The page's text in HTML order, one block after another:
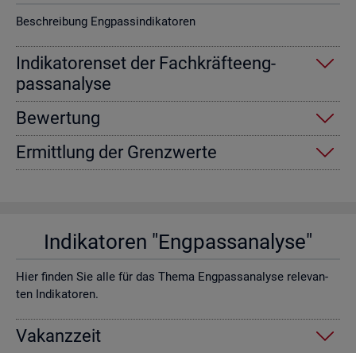
Be­schrei­bung Eng­pas­sin­di­ka­to­ren
In­di­ka­to­ren­set der Fach­kräf­te­eng­
pass­ana­ly­se
Be­wer­tung
Er­mitt­lung der Grenz­wer­te
In­di­ka­to­ren "Eng­pass­ana­ly­se"
Hier fin­den Sie alle für das Thema Eng­pass­ana­ly­se re­le­van­
ten In­di­ka­to­ren.
Va­kanz­zeit